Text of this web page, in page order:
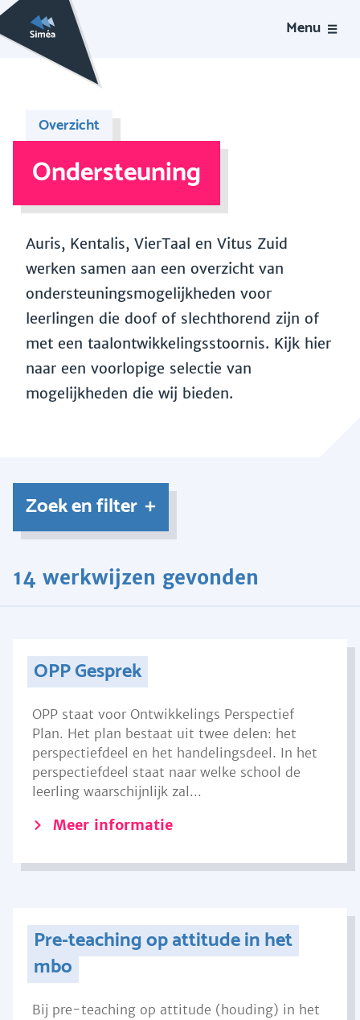
Menu
Overzicht
Ondersteuning
Auris, Kentalis, VierTaal en Vitus Zuid
werken samen aan een overzicht van
ondersteuningsmogelijkheden voor
leerlingen die doof of slechthorend zijn of
met een taalontwikkelingsstoornis. Kijk hier
naar een voorlopige selectie van
mogelijkheden die wij bieden.
Zoek en filter
14 werkwijzen gevonden
OPP Gesprek
OPP staat voor Ontwikkelings Perspectief
Plan. Het plan bestaat uit twee delen: het
perspectiefdeel en het handelingsdeel. In het
perspectiefdeel staat naar welke school de
leerling waarschijnlijk zal...
Meer informatie
Pre-teaching op attitude in het
mbo
Bij pre-teaching op attitude (houding) in het